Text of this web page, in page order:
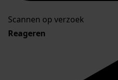
Scannen op verzoek
Reageren